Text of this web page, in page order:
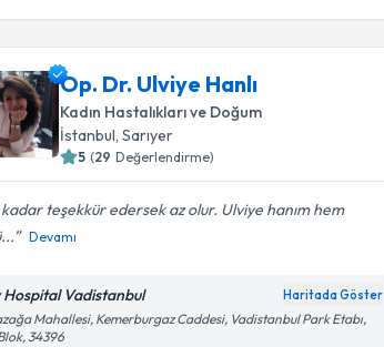
Op. Dr. Ulviye Hanlı
Kadın Hastalıkları ve Doğum
İstanbul , Sarıyer
5 (29 Değerlendirme)
teşekkür edersek az olur. Ulviye hanım hem
Devamı
Hospital Vadistanbul Haritada Göster
Mahallesi, Kemerburgaz Caddesi, Vadistanbul Park Etabı,
34396